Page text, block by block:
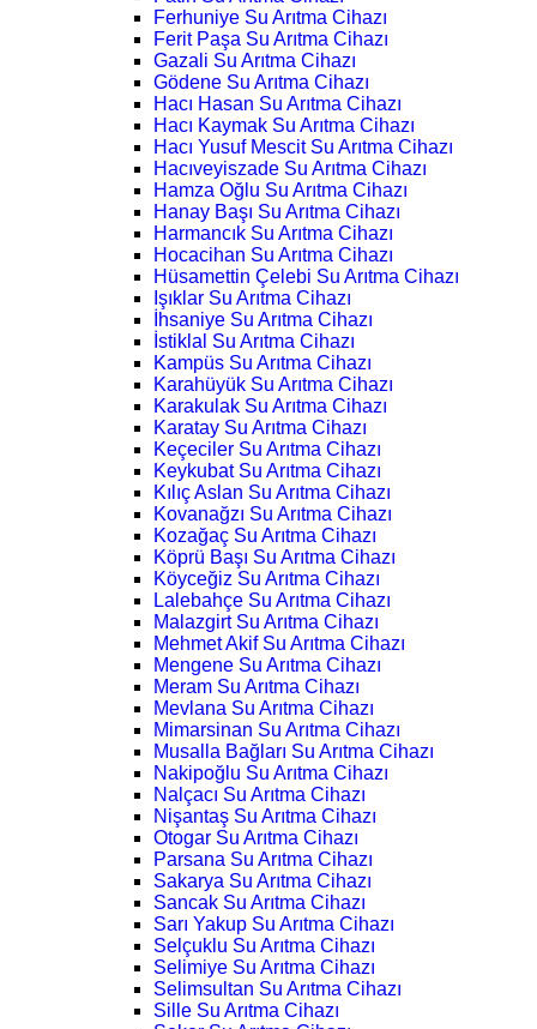
Ferhuniye Su Arıtma Cihazı
Ferit Paşa Su Arıtma Cihazı
Gazali Su Arıtma Cihazı
Gödene Su Arıtma Cihazı
Hacı Hasan Su Arıtma Cihazı
Hacı Kaymak Su Arıtma Cihazı
Hacı Yusuf Mescit Su Arıtma Cihazı
Hacıveyiszade Su Arıtma Cihazı
Hamza Oğlu Su Arıtma Cihazı
Hanay Başı Su Arıtma Cihazı
Harmancık Su Arıtma Cihazı
Hocacihan Su Arıtma Cihazı
Hüsamettin Çelebi Su Arıtma Cihazı
Işıklar Su Arıtma Cihazı
İhsaniye Su Arıtma Cihazı
İstiklal Su Arıtma Cihazı
Kampüs Su Arıtma Cihazı
Karahüyük Su Arıtma Cihazı
Karakulak Su Arıtma Cihazı
Karatay Su Arıtma Cihazı
Keçeciler Su Arıtma Cihazı
Keykubat Su Arıtma Cihazı
Kılıç Aslan Su Arıtma Cihazı
Kovanağzı Su Arıtma Cihazı
Kozağaç Su Arıtma Cihazı
Köprü Başı Su Arıtma Cihazı
Köyceğiz Su Arıtma Cihazı
Lalebahçe Su Arıtma Cihazı
Malazgirt Su Arıtma Cihazı
Mehmet Akif Su Arıtma Cihazı
Mengene Su Arıtma Cihazı
Meram Su Arıtma Cihazı
Mevlana Su Arıtma Cihazı
Mimarsinan Su Arıtma Cihazı
Musalla Bağları Su Arıtma Cihazı
Nakipoğlu Su Arıtma Cihazı
Nalçacı Su Arıtma Cihazı
Nişantaş Su Arıtma Cihazı
Otogar Su Arıtma Cihazı
Parsana Su Arıtma Cihazı
Sakarya Su Arıtma Cihazı
Sancak Su Arıtma Cihazı
Sarı Yakup Su Arıtma Cihazı
Selçuklu Su Arıtma Cihazı
Selimiye Su Arıtma Cihazı
Selimsultan Su Arıtma Cihazı
Sille Su Arıtma Cihazı